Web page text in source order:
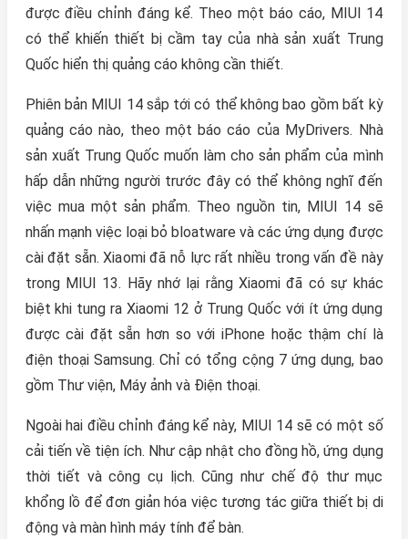
được điều chỉnh đáng kể. Theo một báo cáo, MIUI 14
có thể khiến thiết bị cầm tay của nhà sản xuất Trung
Quốc hiển thị quảng cáo không cần thiết.
Phiên bản MIUI 14 sắp tới có thể không bao gồm bất kỳ
quảng cáo nào, theo một báo cáo của MyDrivers. Nhà
sản xuất Trung Quốc muốn làm cho sản phẩm của mình
hấp dẫn những người trước đây có thể không nghĩ đến
việc mua một sản phẩm. Theo nguồn tin, MIUI 14 sẽ
nhấn mạnh việc loại bỏ bloatware và các ứng dụng được
cài đặt sẵn. Xiaomi đã nỗ lực rất nhiều trong vấn đề này
trong MIUI 13. Hãy nhớ lại rằng Xiaomi đã có sự khác
biệt khi tung ra Xiaomi 12 ở Trung Quốc với ít ứng dụng
được cài đặt sẵn hơn so với iPhone hoặc thậm chí là
điện thoại Samsung. Chỉ có tổng cộng 7 ứng dụng, bao
gồm Thư viện, Máy ảnh và Điện thoại.
Ngoài hai điều chỉnh đáng kể này, MIUI 14 sẽ có một số
cải tiến về tiện ích. Như cập nhật cho đồng hồ, ứng dụng
thời tiết và công cụ lịch. Cũng như chế độ thư mục
khổng lồ để đơn giản hóa việc tương tác giữa thiết bị di
động và màn hình máy tính để bàn.